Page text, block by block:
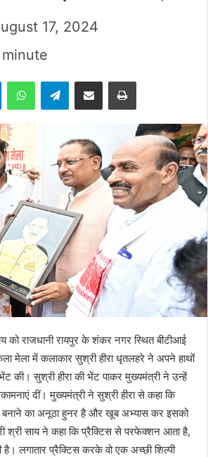
17, 2024
MessengerWhatsAppTelegramShare via Email Print
को राजधानी रायपुर के शंकर नगर स्थित बीटीआई
मेला में कलाकार सुश्री हीरा धृतलहरे ने अपने हाथों
भेंट की। सुश्री हीरा की भेंट पाकर मुख्यमंत्री ने उन्हें
दीं। मुख्यमंत्री ने सुश्री हीरा से कहा कि
बनाने का अनूठा हुनर है और खूब अभ्यास कर इसको
श्री साय ने कहा कि प्रैक्टिस से परफेक्शन आता है,
है। लगातार प्रैक्टिस करके वो एक अच्छी शिल्पी